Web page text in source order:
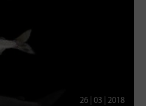
26 | 03 | 2018